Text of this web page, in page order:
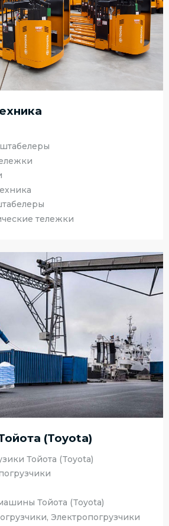
тележки
(Toyota)
Тойота (Toyota)
Тойота (Toyota)
Электропогрузчики